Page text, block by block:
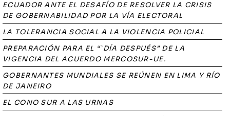
ECUADOR ANTE EL DESAFÍO DE RESOLVER LA CRISIS
DE GOBERNABILIDAD POR LA VÍA ELECTORAL
LA TOLERANCIA SOCIAL A LA VIOLENCIA POLICIAL
PREPARACIÓN PARA EL “`DÍA DESPUÉS” DE LA
VIGENCIA DEL ACUERDO MERCOSUR-UE.
GOBERNANTES MUNDIALES SE REÚNEN EN LIMA Y RÍO
DE JANEIRO
EL CONO SUR A LAS URNAS